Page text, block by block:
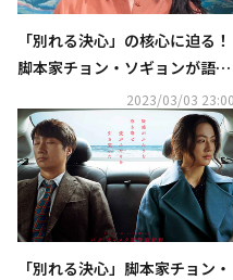
「別れる決心」の核心に迫る！
脚本家チョン・ソギョンが語る
ネタバレインタビュー2023/03/03 23:00
「別れる決心」脚本家チョン・